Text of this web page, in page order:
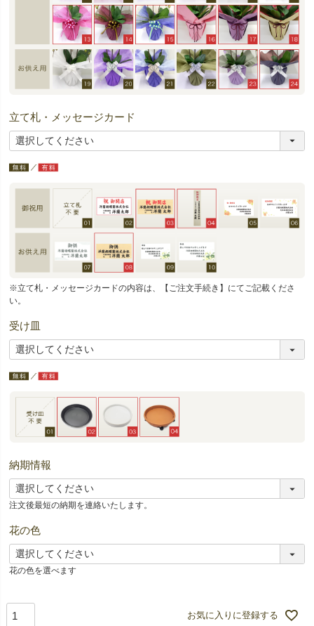
立て札・メッセージカード
※立て札・メッセージカードの内容は、【ご注文手続き】にてご記載くださ
い。
受け皿
納期情報
注文後最短の納期を連絡いたします。
花の色
花の色を選べます
お気に入りに登録する